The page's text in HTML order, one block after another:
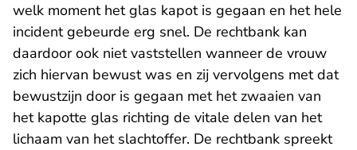
welk moment het glas kapot is gegaan en het hele
incident gebeurde erg snel. De rechtbank kan
daardoor ook niet vaststellen wanneer de vrouw
zich hiervan bewust was en zij vervolgens met dat
bewustzijn door is gegaan met het zwaaien van
het kapotte glas richting de vitale delen van het
lichaam van het slachtoffer. De rechtbank spreekt